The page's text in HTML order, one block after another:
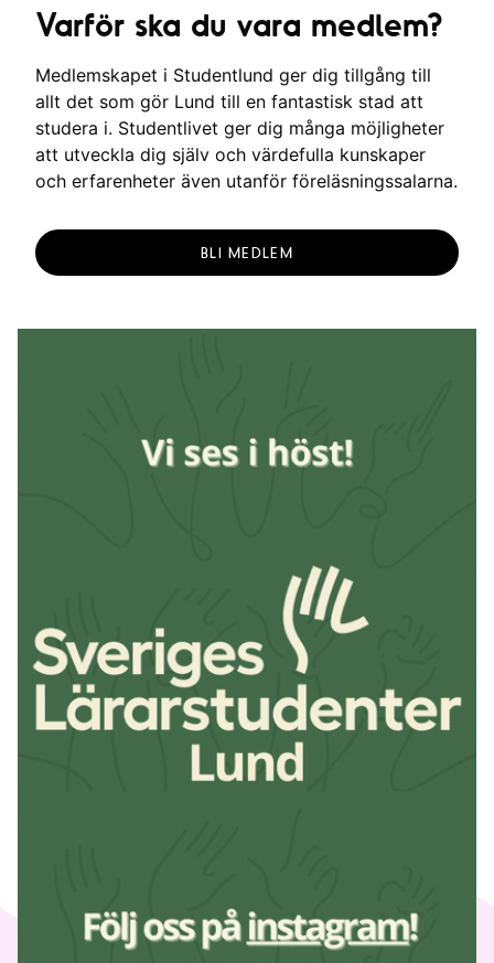
Varför ska du vara medlem?
Medlemskapet i Studentlund ger dig tillgång till
allt det som gör Lund till en fantastisk stad att
studera i. Studentlivet ger dig många möjligheter
att utveckla dig själv och värdefulla kunskaper
och erfarenheter även utanför föreläsningssalarna.
BLI MEDLEM